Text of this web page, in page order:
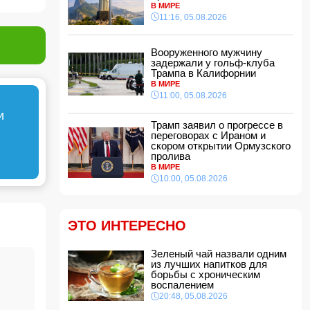
15:48, 05.08.2026
УЕФА ввел новые правила по желтым
карточкам в еврокубках
ВС РФ взяли под контроль два населенных
пункта
15:08, 05.08.2026
Тахир Будагов посетил Азербайджанское
общество Красного Полумесяца
15:00, 05.08.2026
Ученые предложили амбициозный план по
спасению Земли после гибели Солнца
14:48, 05.08.2026
14:40, 05.08.2026
ударов молний
14:34, 05.08.2026
Судья Верховного суда Азербайджана
вышел на пенсию
14:28, 05.08.2026
В МИРЕ
11:16, 05.08.2026
Вооруженного мужчину
задержали у гольф-клуба
Трампа в Калифорнии
В МИРЕ
11:00, 05.08.2026
Трамп заявил о прогрессе в
переговорах с Ираном и
скором открытии Ормузского
пролива
В МИРЕ
10:00, 05.08.2026
ЭТО ИНТЕРЕСНО
Зеленый чай назвали одним
из лучших напитков для
борьбы с хроническим
воспалением
20:48, 05.08.2026